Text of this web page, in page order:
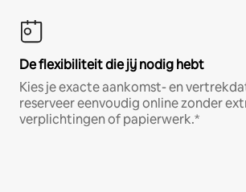
De flexibiliteit die jij nodig hebt
Kies je exacte aankomst- en
reserveer eenvoudig online zonder
verplichtingen of papierwerk.*